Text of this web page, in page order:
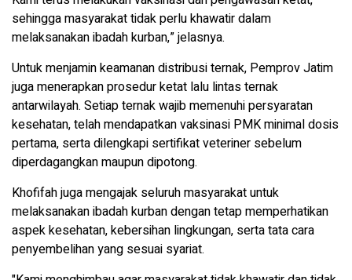
sehingga masyarakat tidak perlu khawatir dalam
melaksanakan ibadah kurban,” jelasnya.
Untuk menjamin keamanan distribusi ternak, Pemprov Jatim
juga menerapkan prosedur ketat lalu lintas ternak
antarwilayah. Setiap ternak wajib memenuhi persyaratan
kesehatan, telah mendapatkan vaksinasi PMK minimal dosis
pertama, serta dilengkapi sertifikat veteriner sebelum
diperdagangkan maupun dipotong.
Khofifah juga mengajak seluruh masyarakat untuk
melaksanakan ibadah kurban dengan tetap memperhatikan
aspek kesehatan, kebersihan lingkungan, serta tata cara
penyembelihan yang sesuai syariat.